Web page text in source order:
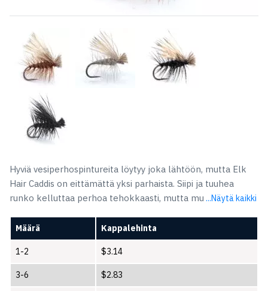
Hyviä vesiperhospintureita löytyy joka lähtöön, mutta Elk
Hair Caddis on eittämättä yksi parhaista. Siipi ja tuuhea
runko kelluttaa perhoa tehokkaasti, mutta mu ...Näytä kaikki
Määrä Kappalehinta
1-2 $3.14
3-6 $2.83